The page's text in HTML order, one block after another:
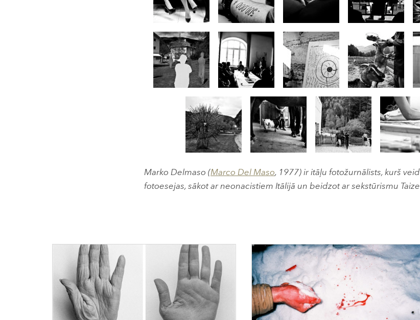
Marko Delmaso (Marco Del Maso, 1977) ir itāļu fotožurnālists, kurš
fotoesejas, sākot ar neonacistiem Itālijā un beidzot ar sekstūrismu